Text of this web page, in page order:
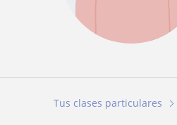
Tus clases particulares